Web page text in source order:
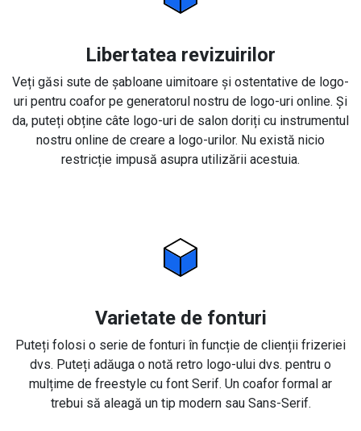
Libertatea revizuirilor
Veți găsi sute de șabloane uimitoare și ostentative de logo-
uri pentru coafor pe generatorul nostru de logo-uri online. Și
da, puteți obține câte logo-uri de salon doriți cu instrumentul
nostru online de creare a logo-urilor. Nu există nicio
restricție impusă asupra utilizării acestuia.
Varietate de fonturi
Puteți folosi o serie de fonturi în funcție de clienții frizeriei
dvs. Puteți adăuga o notă retro logo-ului dvs. pentru o
mulțime de freestyle cu font Serif. Un coafor formal ar
trebui să aleagă un tip modern sau Sans-Serif.